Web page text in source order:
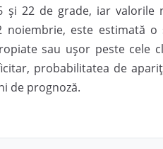
și 22 de grade, iar
noiembrie, este estimată
sau ușor peste cele
probabilitatea de
de prognoză.